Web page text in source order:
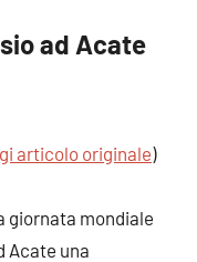
ad Acate
articolo originale)
giornata mondiale
Acate una